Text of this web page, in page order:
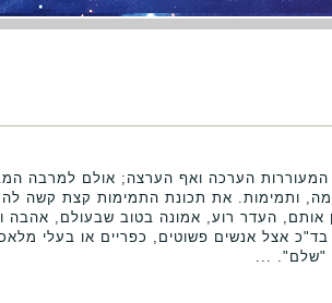
המעוררות הערכה ואף הערצה; אולם למרבה
ותמימות. את תכונת התמימות קצת קשה
אותם, העדר רוע, אמונה בטוב שבעולם, אהבה
אצל אנשים פשוטים, כפריים או בעלי
"שלם". ...